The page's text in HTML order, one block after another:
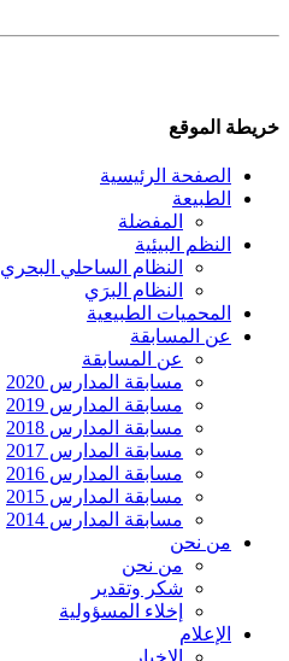
خريطة الموقع
الصفحة الرئيسية
الطبيعة
المفضلة
النظم البيئية
النظام الساحلي البحري
النظام البرَي
المحميات الطبيعية
عن المسابقة
عن المسابقة
مسابقة المدارس 2020
مسابقة المدارس 2019
مسابقة المدارس 2018
مسابقة المدارس 2017
مسابقة المدارس 2016
مسابقة المدارس 2015
مسابقة المدارس 2014
من نحن
من نحن
شكر وتقدير
إخلاء المسؤولية
الإعلام